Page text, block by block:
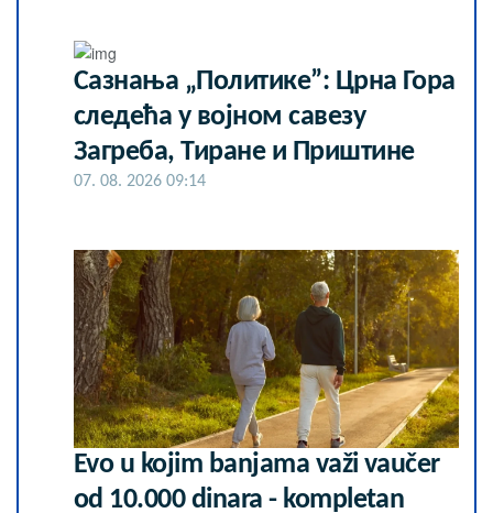
Сазнања „Политике”: Црна Гора
следећа у војном савезу
Загреба, Тиране и Приштине
07. 08. 2026 09:14
Evo u kojim banjama važi vaučer
od 10.000 dinara - kompletan